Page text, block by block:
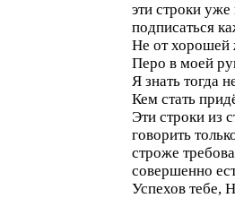
эти строки
подписаться
Не от хорошей
Перо в моей
Я знать тогда
Кем стать
Эти строки из
говорить
строже
совершенно
Успехов тебе,